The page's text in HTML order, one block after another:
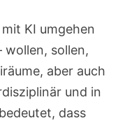
KI umgehen
wollen, sollen,
aber auch
und in
dass